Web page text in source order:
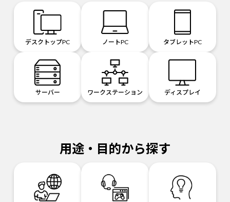
デスクトップPC ノートPC タブレットPC
サーバー ワークステーション ディスプレイ
用途・目的から探す